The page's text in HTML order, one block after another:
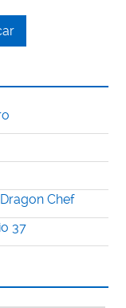
Chef
37